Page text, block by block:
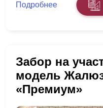
Подробнее
Забор на
модель
«Премиум»